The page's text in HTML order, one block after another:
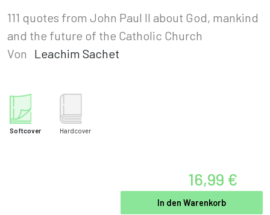
111 quotes from John Paul II about God, mankind
and the future of the Catholic Church
Von
Leachim Sachet
Softcover Hardcover
16,99 €
In den Warenkorb